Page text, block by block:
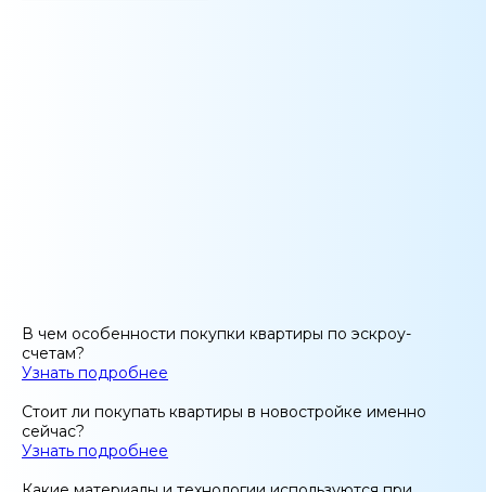
В чем особенности покупки квартиры по эскроу-
счетам?
Узнать подробнее
Стоит ли покупать квартиры в новостройке именно
сейчас?
Узнать подробнее